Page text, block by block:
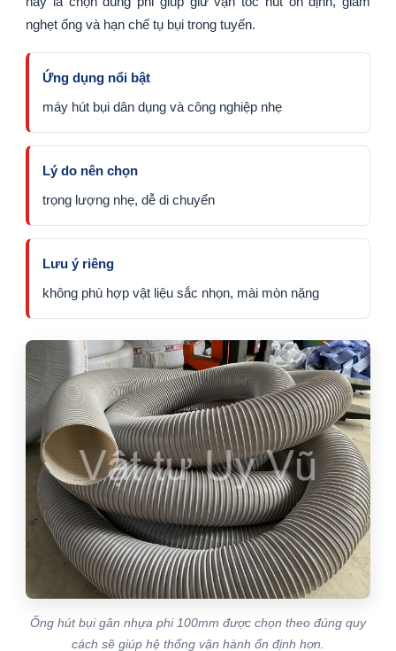
nghẹt ống và hạn chế tụ bụi trong tuyến.
Ứng dụng nổi bật
máy hút bụi dân dụng và công nghiệp nhẹ
Lý do nên chọn
trọng lượng nhẹ, dễ di chuyển
Lưu ý riêng
không phù hợp vật liệu sắc nhọn, mài mòn nặng
Ống hút bụi gân nhựa phi 100mm được chọn theo đúng quy
cách sẽ giúp hệ thống vận hành ổn định hơn.